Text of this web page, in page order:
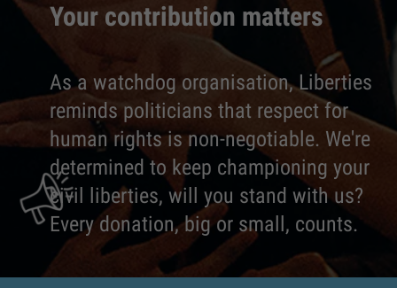
Your contribution matters
As a watchdog organisation, Liberties
reminds politicians that respect for
human rights is non-negotiable. We're
determined to keep championing your
civil liberties, will you stand with us?
Every donation, big or small, counts.